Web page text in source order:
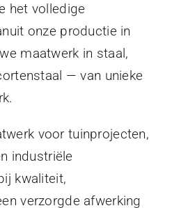
het volledige
onze productie in
maatwerk in staal,
— van unieke
voor tuinprojecten,
industriële
kwaliteit,
verzorgde afwerking